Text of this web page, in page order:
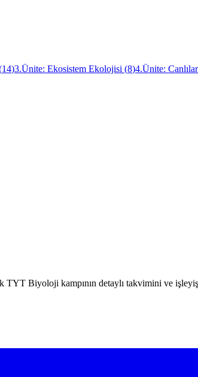
14)3.Ünite: Ekosistem Ekolojisi (8)4.Ünite:
Biyoloji kampının detaylı takvimini ve